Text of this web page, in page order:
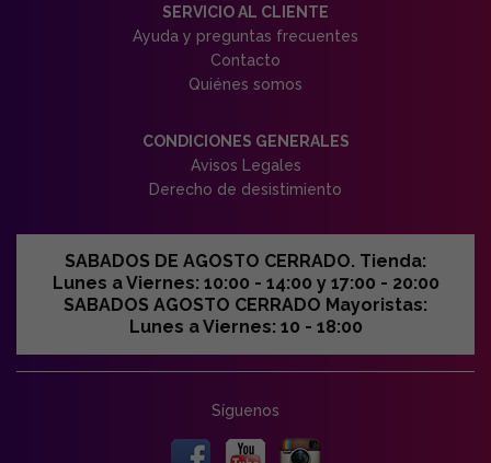
SERVICIO AL CLIENTE
Ayuda y preguntas frecuentes
Contacto
Quiénes somos
CONDICIONES GENERALES
Avisos Legales
Derecho de desistimiento
SABADOS DE AGOSTO CERRADO. Tienda:
Lunes a Viernes: 10:00 - 14:00 y 17:00 - 20:00
SABADOS AGOSTO CERRADO Mayoristas:
Lunes a Viernes: 10 - 18:00
Síguenos